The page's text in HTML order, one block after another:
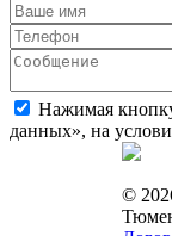
Нажимая
данных», на
©